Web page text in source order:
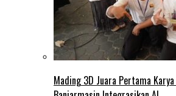
Mading 3D Juara Pertama Karya